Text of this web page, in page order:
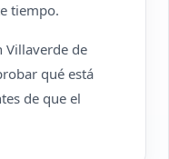
tiempo.
Villaverde de
qué está
de que el